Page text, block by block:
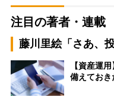
注目の著者・連載
藤川里絵「さあ、
【資産運
備えてお